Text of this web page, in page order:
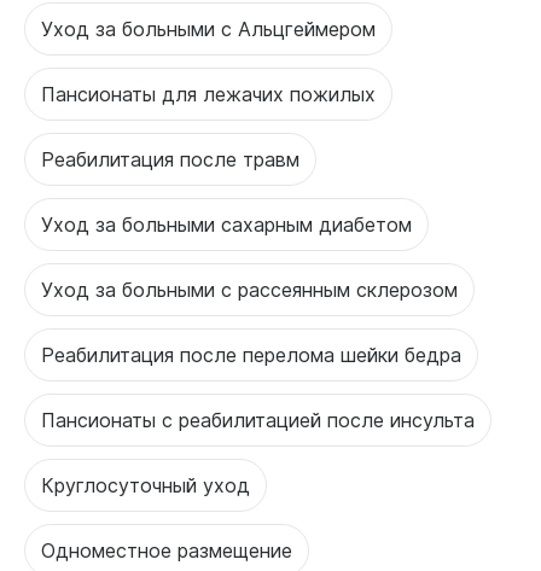
Уход за больными с Альцгеймером
Пансионаты для лежачих пожилых
Реабилитация после травм
Уход за больными сахарным диабетом
Уход за больными с рассеянным склерозом
Реабилитация после перелома шейки бедра
Пансионаты с реабилитацией после инсульта
Круглосуточный уход
Одноместное размещение